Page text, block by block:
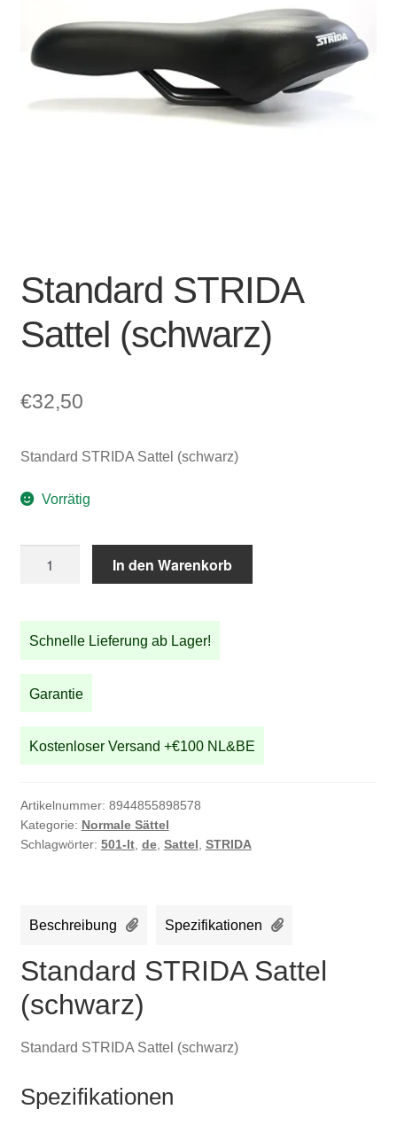
Warenkorb
SALE
Standard STRIDA
Sattel (schwarz)
€32,50
Standard STRIDA Sattel (schwarz)
Vorrätig
(schwarz)
Menge
In den Warenkorb
Schnelle Lieferung ab Lager!
Garantie
Kostenloser Versand +€100 NL&BE
Artikelnummer: 8944855898578
Kategorie: Normale Sättel
Schlagwörter: 501-lt, de, Sattel STRIDA
Beschreibung Spezifikationen
Standard STRIDA Sattel
(schwarz)
Standard STRIDA Sattel (schwarz)
Spezifikationen